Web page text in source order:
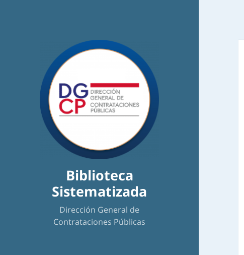
Biblioteca
Sistematizada
Dirección General de
Contrataciones Públicas